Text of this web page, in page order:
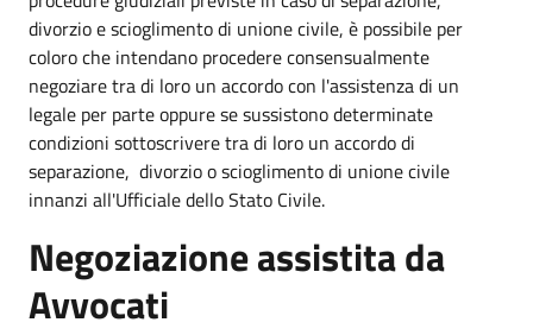
divorzio e scioglimento di unione civile, è possibile per
coloro che intendano procedere consensualmente
negoziare tra di loro un accordo con l'assistenza di un
legale per parte oppure se sussistono determinate
condizioni sottoscrivere tra di loro un accordo di
separazione, divorzio o scioglimento di unione civile
innanzi all'Ufficiale dello Stato Civile.
Negoziazione assistita da
Avvocati